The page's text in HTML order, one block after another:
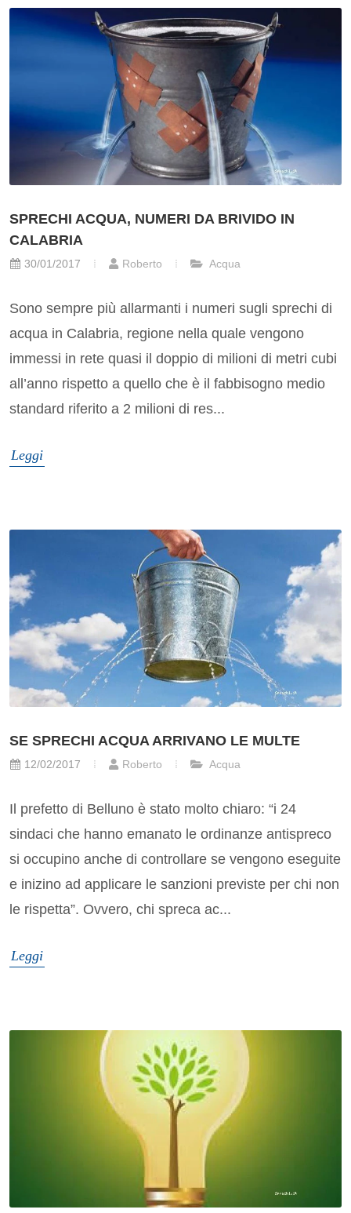
SPRECHI ACQUA, NUMERI DA BRIVIDO IN
CALABRIA
30/01/2017 Roberto Acqua
Sono sempre più allarmanti i numeri sugli sprechi di
acqua in Calabria, regione nella quale vengono
immessi in rete quasi il doppio di milioni di metri cubi
all’anno rispetto a quello che è il fabbisogno medio
standard riferito a 2 milioni di res...
Leggi
SE SPRECHI ACQUA ARRIVANO LE MULTE
12/02/2017 Roberto Acqua
Il prefetto di Belluno è stato molto chiaro: “i 24
sindaci che hanno emanato le ordinanze antispreco
si occupino anche di controllare se vengono eseguite
e inizino ad applicare le sanzioni previste per chi non
le rispetta”. Ovvero, chi spreca ac...
Leggi